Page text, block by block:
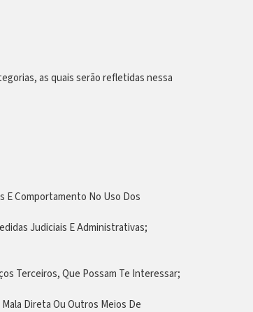
as quais serão refletidas nessa
Comportamento No Uso Dos
Judiciais E Administrativas;
Terceiros, Que Possam Te Interessar;
Direta Ou Outros Meios De